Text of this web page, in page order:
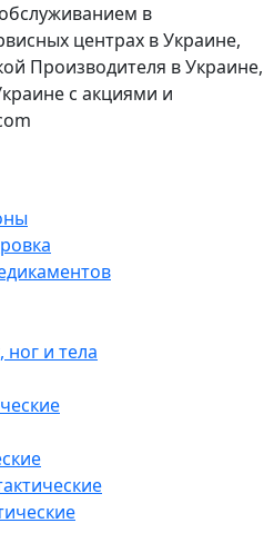
в
центрах в Украине,
Производителя в Украине,
с акциями и
ног и тела